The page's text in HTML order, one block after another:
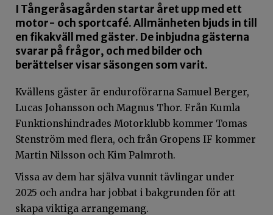
I Tångeråsagården startar året upp med ett
motor- och sportcafé. Allmänheten bjuds in till
en fikakväll med gäster. De inbjudna gästerna
svarar på frågor, och med bilder och
berättelser visar säsongen som varit.
Kvällens gäster är enduroförarna Samuel Berger,
Lucas Johansson och Magnus Thor. Från Kumla
Funktionshindrades Motorklubb kommer Tomas
Stenström med flera, och från Gropens IF kommer
Martin Nilsson och Kim Palmroth.
Vissa av dem har själva vunnit tävlingar under
2025 och andra har jobbat i bakgrunden för att
skapa viktiga arrangemang.